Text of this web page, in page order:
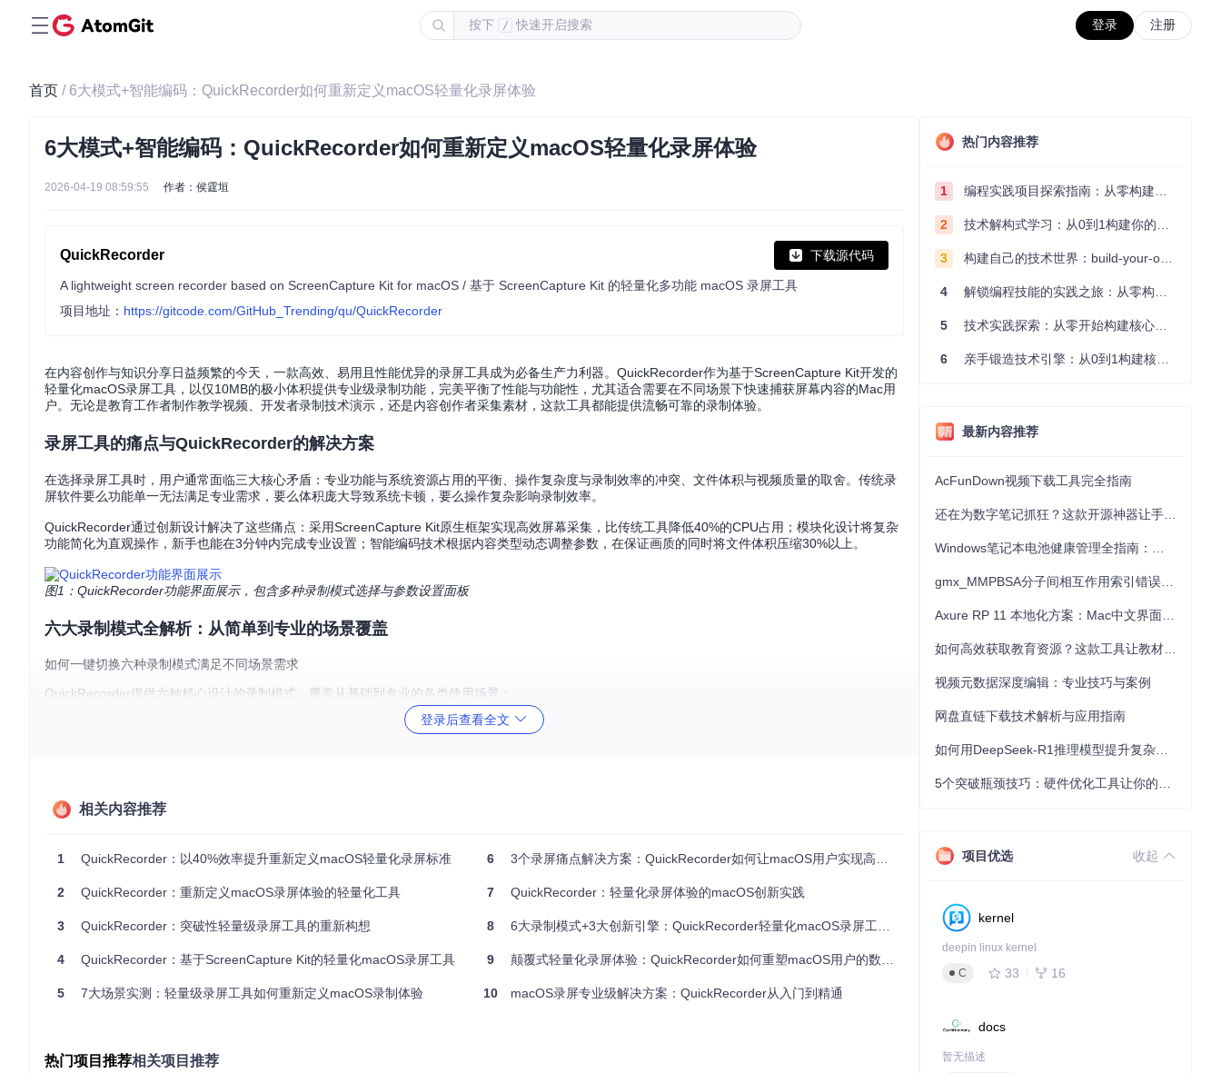
按下 / 快速开启搜索 登录 注册
首页 / 6大模式+智能编码：QuickRecorder如何重新定义macOS轻量化录屏体验
6大模式+智能编码：QuickRecorder如何重新定义macOS轻量化录屏体验
2026-04-19 08:59:55 作者：侯霆垣
QuickRecorder 下载源代码
A lightweight screen recorder based on ScreenCapture Kit for macOS / 基于 ScreenCapture Kit 的轻量化多功能 macOS 录屏工具
项目地址： https://gitcode.com/GitHub_Trending/qu/QuickRecorder
在内容创作与知识分享日益频繁的今天，一款高效、易用且性能优异的录屏工具成为必备生产力利器。QuickRecorder作为基于ScreenCapture Kit开发的
轻量化macOS录屏工具，以仅10MB的极小体积提供专业级录制功能，完美平衡了性能与功能性，尤其适合需要在不同场景下快速捕获屏幕内容的Mac用
户。无论是教育工作者制作教学视频、开发者录制技术演示，还是内容创作者采集素材，这款工具都能提供流畅可靠的录制体验。
录屏工具的痛点与QuickRecorder的解决方案
在选择录屏工具时，用户通常面临三大核心矛盾：专业功能与系统资源占用的平衡、操作复杂度与录制效率的冲突、文件体积与视频质量的取舍。传统录
屏软件要么功能单一无法满足专业需求，要么体积庞大导致系统卡顿，要么操作复杂影响录制效率。
QuickRecorder通过创新设计解决了这些痛点：采用ScreenCapture Kit原生框架实现高效屏幕采集，比传统工具降低40%的CPU占用；模块化设计将复杂
功能简化为直观操作，新手也能在3分钟内完成专业设置；智能编码技术根据内容类型动态调整参数，在保证画质的同时将文件体积压缩30%以上。
图1：QuickRecorder功能界面展示，包含多种录制模式选择与参数设置面板
六大录制模式全解析：从简单到专业的场景覆盖
如何一键切换六种录制模式满足不同场景需求
QuickRecorder提供六种精心设计的录制模式，覆盖从基础到专业的各类使用场景：
：智能识别多显示器环境，自动适配Retina屏幕高分辨率，适合需要完整记录桌面操作的场景。激活方式：点击顶部工具栏"录制全屏画面"按钮
应用录制：实时跟踪目标应用窗口，自动忽略其他区域内容，即使应用窗口被遮挡也能持续录制。对软件演示和应用教学非常实用。
音频录制：采用无驱动环回技术实现系统声音纯净捕获，同时支持麦克风输入，适合制作播客或音频教程。
移动设备录制：通过USB连接直接捕获iOS设备屏幕内容，无需复杂网络设置，为移动应用开发者提供便捷的演示录制方案。
der内置场景分析引擎，能实时识别内容类型并动态调整编码策略：
登录后查看全文
相关内容推荐
1 QuickRecorder：以40%效率提升重新定义macOS轻量化录屏标准
2 QuickRecorder：重新定义macOS录屏体验的轻量化工具
3 QuickRecorder：突破性轻量级录屏工具的重新构想
4 QuickRecorder：基于ScreenCapture Kit的轻量化macOS录屏工具
5 7大场景实测：轻量级录屏工具如何重新定义macOS录制体验
6 3个录屏痛点解决方案：QuickRecorder如何让macOS用户实现高效屏幕录制
7 QuickRecorder：轻量化录屏体验的macOS创新实践
8 6大录制模式+3大创新引擎：QuickRecorder轻量化macOS录屏工具深度评测
9 颠覆式轻量化录屏体验：QuickRecorder如何重塑macOS用户的数字创作流程
10 macOS录屏专业级解决方案：QuickRecorder从入门到精通
热门项目推荐相关项目推荐
热门内容推荐
1 编程实践项目探索指南：从零构建技术能力体系
2 技术解构式学习：从0到1构建你的编程知识体系
3 构建自己的技术世界：build-your-own-x项目的实践探索指南
4 解锁编程技能的实践之旅：从零构建你的技术世界
5 技术实践探索：从零开始构建核心系统的实践指南
6 亲手锻造技术引擎：从0到1构建核心系统的实践指南
最新内容推荐
AcFunDown视频下载工具完全指南
视频元数据深度编辑：专业技巧与案例
网盘直链下载技术解析与应用指南
项目优选 收起
kernel
deepin linux kernel
C
33 16
docs
暂无描述